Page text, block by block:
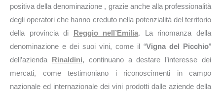
positiva della denominazione , grazie anche alla professionalità
degli operatori che hanno creduto nella potenzialità del territorio
della provincia di Reggio nell’Emilia. La rinomanza della
denominazione e dei suoi vini, come il “Vigna del Picchio”
dell’azienda Rinaldini, continuano a destare l’interesse dei
mercati, come testimoniano i riconoscimenti in campo
nazionale ed internazionale dei vini prodotti dalle aziende della